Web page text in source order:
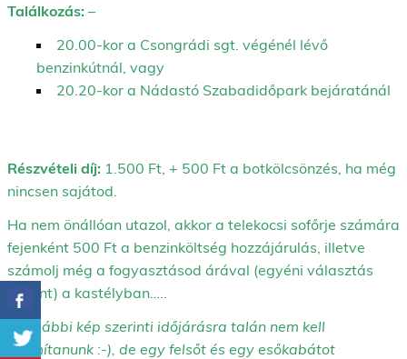
Találkozás: –
20.00-kor a Csongrádi sgt. végénél lévő
benzinkútnál, vagy
20.20-kor a Nádastó Szabadidőpark bejáratánál
Részvételi díj: 1.500 Ft, + 500 Ft a botkölcsönzés, ha még
nincsen sajátod.
Ha nem önállóan utazol, akkor a telekocsi sofőrje számára
fejenként 500 Ft a benzinköltség hozzájárulás, illetve
számolj még a fogyasztásod árával (egyéni választás
szerint) a kastélyban…..
Az alábbi kép szerinti időjárásra talán nem kell
számítanunk :-), de egy felsőt és egy esőkabátot